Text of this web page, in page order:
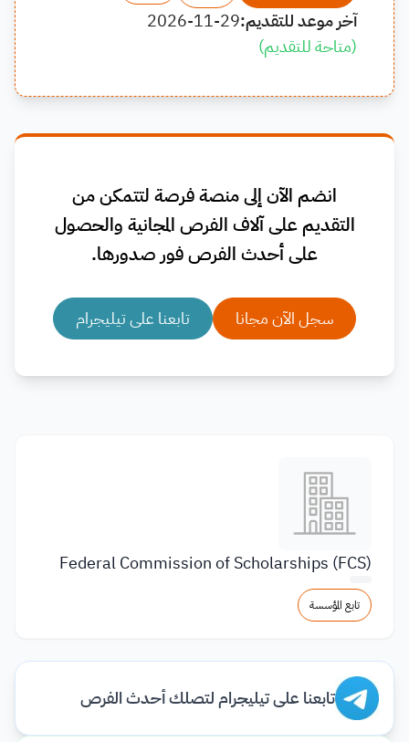
آخر موعد للتقديم:2026-11-29
(متاحة للتقديم)
انضم الآن إلى منصة فرصة لتتمكن من
التقديم على آلاف الفرص المجانية والحصول
على أحدث الفرص فور صدورها.
سجل الآن مجانا تابعنا على تيليجرام
Federal Commission of Scholarships (FCS)
تابع المؤسسة
تابعنا على تيليجرام لتصلك أحدث الفرص